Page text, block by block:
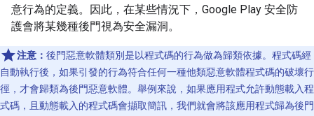
意行為的定義。因此，在某些情況下，Google Play 安全防
護會將某幾種後門視為安全漏洞。
注意： 後門惡意軟體類別是以程式碼的行為做為歸類依據。程式碼經
自動執行後，如果引發的行為符合任何一種他類惡意軟體程式碼的破壞行
徑，才會歸類為後門惡意軟體。舉例來說，如果應用程式允許動態載入程
式碼，且動態載入的程式碼會擷取簡訊，我們就會將該應用程式歸為後門